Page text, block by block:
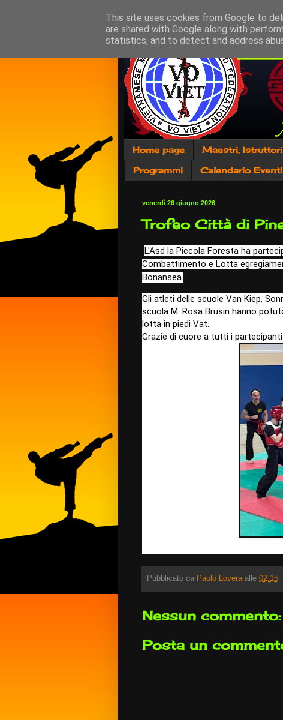
Home page Maestri,
Programmi
Calendario Eventi
venerdì 26 giugno 2026
Trofeo Città di
L'Asd la Piccola Foresta ha
Combattimento e Lotta
Bonansea.
Gli atleti delle scuole Van Kiep,
scuola M. Rosa Brusin hanno
lotta in piedi Vat.
Grazie di cuore a tutti i
Pubblicato da Paolo Lovera alle 02:15
Nessun commento:
Posta un
This site uses cookies from Google to
are shared with Google along with
statistics, and to detect and address